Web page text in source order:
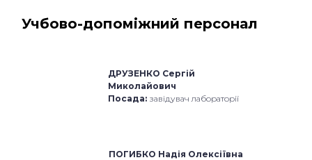
ДРУЗЕНКО Сергій
Миколайович
Посада: завідувач лабораторії
ПОГИБКО Надія Олексіївна
Учбово-допоміжний персонал